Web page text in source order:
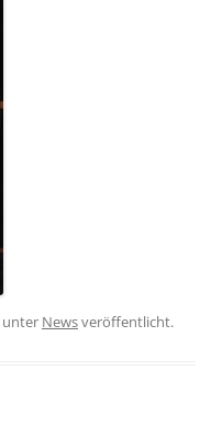
unter Newsveröffentlicht.